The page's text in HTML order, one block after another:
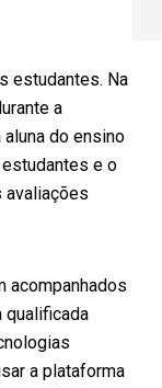
estudantes. Na
a
do ensino
e o
avaliações
acompanhados
qualificada
a plataforma